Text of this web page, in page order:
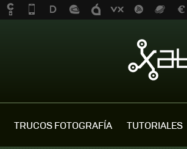
TRUCOS FOTOGRAFÍA TUTORIALES